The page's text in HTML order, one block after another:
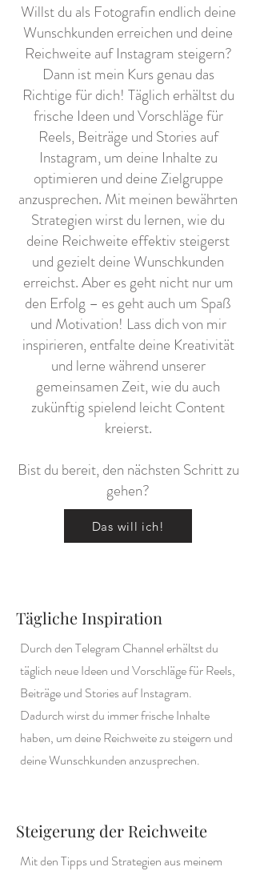
Willst du als Fotografin endlich deine
Wunschkunden erreichen und deine
Reichweite auf Instagram steigern?
Dann ist mein Kurs genau das
Richtige für dich! Täglich erhältst du
frische Ideen und Vorschläge für
Reels, Beiträge und Stories auf
Instagram, um deine Inhalte zu
optimieren und deine Zielgruppe
anzusprechen. Mit meinen bewährten
Strategien wirst du lernen, wie du
deine Reichweite effektiv steigerst
und gezielt deine Wunschkunden
erreichst. Aber es geht nicht nur um
den Erfolg – es geht auch um Spaß
und Motivation! Lass dich von mir
inspirieren, entfalte deine Kreativität
und lerne während unserer
gemeinsamen Zeit, wie du auch
zukünftig spielend leicht Content
kreierst.
Bist du bereit, den nächsten Schritt zu
gehen?
Das will ich!
Tägliche Inspiration
Durch den Telegram Channel erhältst du
täglich neue Ideen und Vorschläge für Reels,
Beiträge und Stories auf Instagram.
Dadurch wirst du immer frische Inhalte
haben, um deine Reichweite zu steigern und
deine Wunschkunden anzusprechen.
Steigerung der Reichweite
Mit den Tipps und Strategien aus meinem